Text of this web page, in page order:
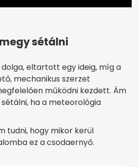
sétálni
eltartott egy ideig, míg a
mechanikus szerzet
működni kezdett. Ám
ha a meteorológia
tudni, hogy mikor kerül
ez a csodaernyő.